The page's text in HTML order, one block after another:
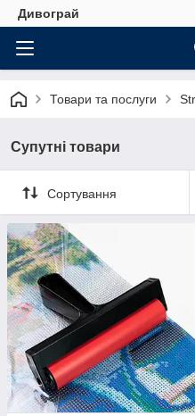
Дивограй
Товари та послуги
Супутні товари
Сортування